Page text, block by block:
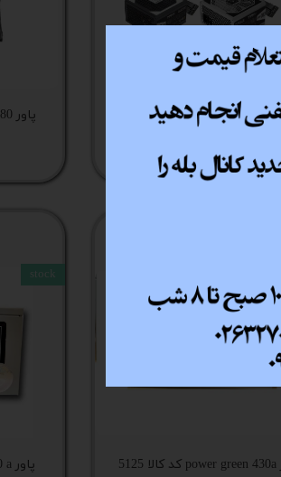
پاور کامپیوتر گرین مدل GP380A-
EUD کد کالا 5130
اتمام موجودی
stock